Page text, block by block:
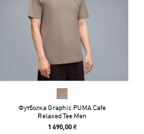
Футболка Graphic PUMA Cafe
Relaxed Tee Men
1 690,00 ₴